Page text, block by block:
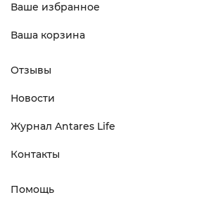
Ваше избранное
Ваша корзина
Отзывы
Новости
Журнал Antares Life
Контакты
Помощь